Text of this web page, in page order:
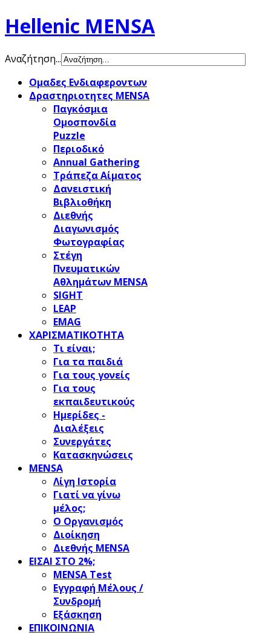
Hellenic MENSA
Αναζήτηση...
Ομαδες Ενδιαφεροντων
Δραστηριοτητες MENSA
Παγκόσμια
Ομοσπονδία
Puzzle
Περιοδικό
Annual Gathering
Τράπεζα Αίματος
Δανειστική
Βιβλιοθήκη
Διεθνής
Διαγωνισμός
Φωτογραφίας
Στέγη
Πνευματικών
Αθλημάτων MENSA
SIGHT
LEAP
EMAG
ΧΑΡΙΣΜΑΤΙΚΟΤΗΤΑ
Τι είναι;
Για τα παιδιά
Για τους γονείς
Για τους
εκπαιδευτικούς
Ημερίδες -
Διαλέξεις
Συνεργάτες
Κατασκηνώσεις
MENSA
Λίγη Ιστορία
Γιατί να γίνω
μέλος;
Ο Οργανισμός
Διοίκηση
Διεθνής MENSA
ΕΙΣΑΙ ΣΤΟ 2%;
ΜΕΝSΑ Test
Εγγραφή Μέλους /
Συνδρομή
Εξάσκηση
ΕΠΙΚΟΙΝΩΝΙΑ